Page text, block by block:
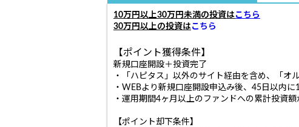
10万円以上30万円未満の投資はこちら
30万円以上の投資はこちら
【ポイント獲得条件】
新規口座開設＋投資完了
・「ハピタス」以外のサイト経由を含め、「
・WEBより新規口座開設申込み後、45日以内
・運用期間4ヶ月以上のファンドへの累計投資額
【ポイント却下条件】